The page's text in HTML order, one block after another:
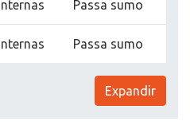
Passa sumo
Passa sumo
Expandir